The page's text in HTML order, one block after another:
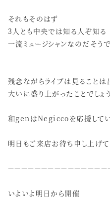
それもそのはず
3人とも中央では知る人ぞ知る
一流ミュージシャンなのだそうで
残念ながらライブは見ること
大いに盛り上がったことでしょう
和genはNegiccoを応援してい
明日もご来店お待ち申し上げて
－－－－－－－－－－－－－－
いよいよ明日から開催